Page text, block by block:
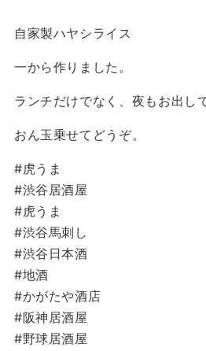
自家製ハヤシライス
一から作りました。
ランチだけでなく、夜もお出し
おん玉乗せてどうぞ。
#虎うま
#渋谷居酒屋
#虎うま
#渋谷馬刺し
#渋谷日本酒
#地酒
#かがたや酒店
#阪神居酒屋
#野球居酒屋